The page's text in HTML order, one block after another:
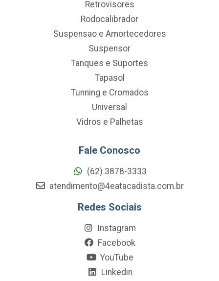
Retrovisores
Rodocalibrador
Suspensao e Amortecedores
Suspensor
Tanques e Suportes
Tapasol
Tunning e Cromados
Universal
Vidros e Palhetas
Fale Conosco
(62) 3878-3333
atendimento@4eatacadista.com.br
Redes Sociais
Instagram
Facebook
YouTube
Linkedin